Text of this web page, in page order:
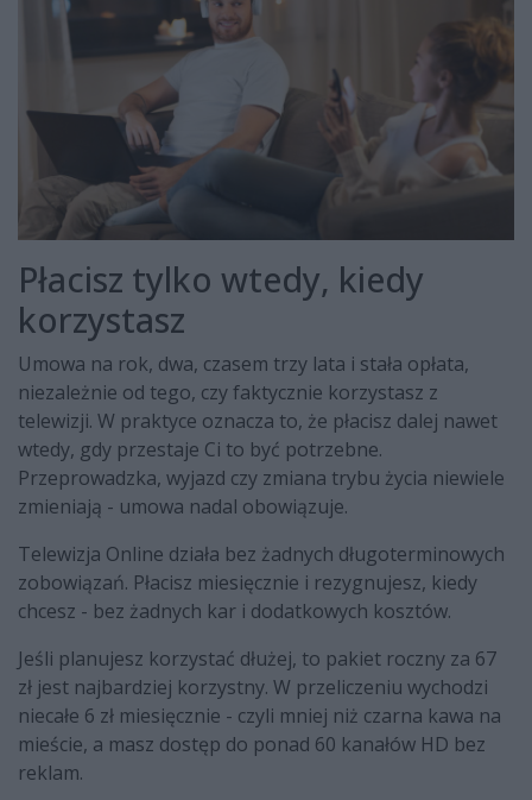
Płacisz tylko wtedy, kiedy
korzystasz
Umowa na rok, dwa, czasem trzy lata i stała opłata,
niezależnie od tego, czy faktycznie korzystasz z
telewizji. W praktyce oznacza to, że płacisz dalej nawet
wtedy, gdy przestaje Ci to być potrzebne.
Przeprowadzka, wyjazd czy zmiana trybu życia niewiele
zmieniają - umowa nadal obowiązuje.
Telewizja Online działa bez żadnych długoterminowych
zobowiązań. Płacisz miesięcznie i rezygnujesz, kiedy
chcesz - bez żadnych kar i dodatkowych kosztów.
Jeśli planujesz korzystać dłużej, to pakiet roczny za 67
zł jest najbardziej korzystny. W przeliczeniu wychodzi
niecałe 6 zł miesięcznie - czyli mniej niż czarna kawa na
mieście, a masz dostęp do ponad 60 kanałów HD bez
reklam.